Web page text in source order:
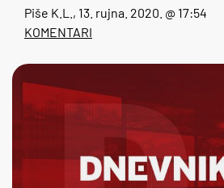
Piše K.L. , 13. rujna. 2020. @ 17:54
KOMENTARI